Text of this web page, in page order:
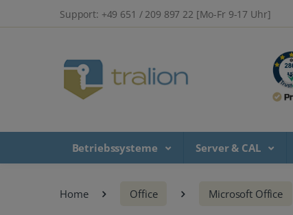
Support: +49 651 / 209 897 22 [Mo-Fr 9-17 Uhr]
Betriebssysteme Server & CAL
Home Office Microsoft Office